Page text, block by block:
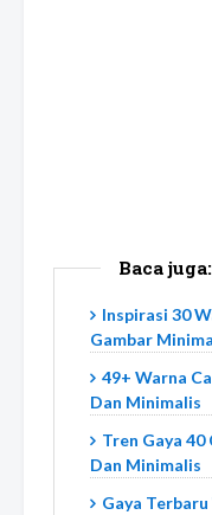
Baca juga:
Inspirasi 30
Gambar
49+ Warna
Dan Minimalis
Tren Gaya
Dan Minimalis
Gaya